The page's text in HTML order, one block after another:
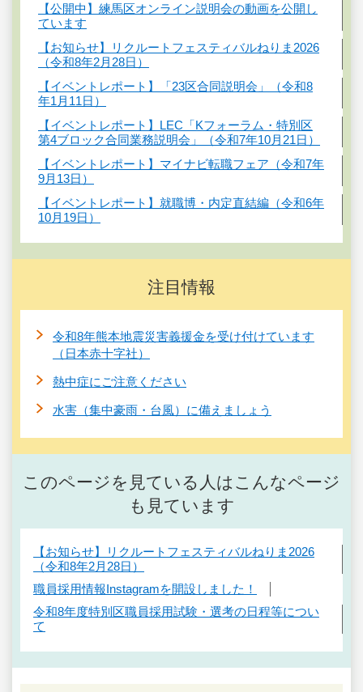
【公開中】練馬区オンライン説明会の動画を公開し
ています
【お知らせ】リクルートフェスティバルねりま2026
（令和8年2月28日）
【イベントレポート】「23区合同説明会」（令和8
年1月11日）
【イベントレポート】LEC「Kフォーラム・特別区
第4ブロック合同業務説明会」（令和7年10月21日）
【イベントレポート】マイナビ転職フェア（令和7年
9月13日）
【イベントレポート】就職博・内定直結編（令和6年
10月19日）
注目情報
令和8年熊本地震災害義援金を受け付けています
（日本赤十字社）
熱中症にご注意ください
水害（集中豪雨・台風）に備えましょう
このページを見ている人はこんなページ
も見ています
【お知らせ】リクルートフェスティバルねりま2026
（令和8年2月28日）
職員採用情報Instagramを開設しました！
令和8年度特別区職員採用試験・選考の日程等につい
て